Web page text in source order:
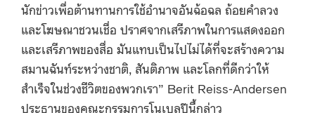
นักข่าวเพื่อต้านทานการใช้อำนาจอันฉ้อฉล ถ้อยคำลวง
และโฆษณาชวนเชื่อ ปราศจากเสรีภาพในการแสดงออก
และเสรีภาพของสื่อ มันแทบเป็นไปไม่ได้ที่จะสร้างความ
สมานฉันท์ระหว่างชาติ, สันติภาพ และโลกที่ดีกว่าให้
สำเร็จในช่วงชีวิตของพวกเรา” Berit Reiss-Andersen
ประธานของคณะกรรมการโนเบลปีนี้กล่าว